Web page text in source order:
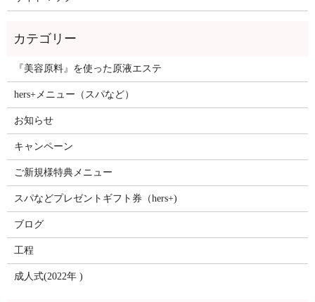
『美容原料』を使った原液エステ
hers+メニュー（スパなど）
お知らせ
キャンペーン
ご新規様特典メニュー
スパなどプレゼントギフト券（hers+)
ブログ
工程
成人式(2022年 )